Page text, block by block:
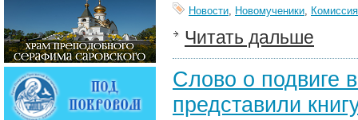
Новости, Новомученики,
Читать дальше
Слово о подвиге
представили